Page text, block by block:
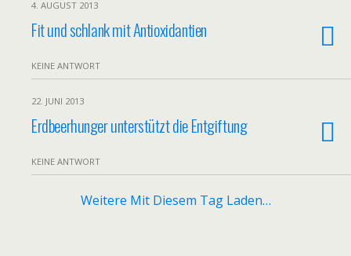
4. AUGUST 2013
Fit und schlank mit Antioxidantien
KEINE ANTWORT
22. JUNI 2013
Erdbeerhunger unterstützt die Entgiftung
KEINE ANTWORT
Weitere Mit Diesem Tag Laden…